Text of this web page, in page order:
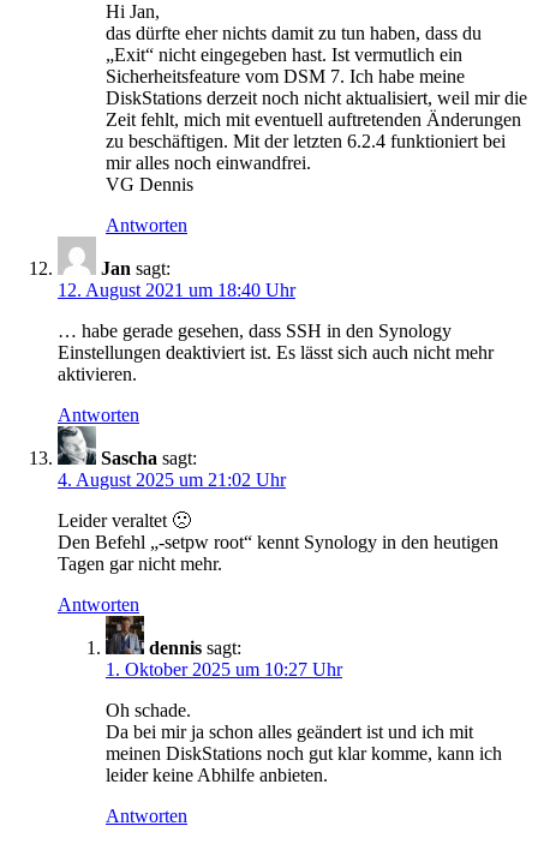
Hi Jan,
das dürfte eher nichts damit zu tun haben, dass du
„Exit“ nicht eingegeben hast. Ist vermutlich ein
Sicherheitsfeature vom DSM 7. Ich habe meine
DiskStations derzeit noch nicht aktualisiert, weil mir die
Zeit fehlt, mich mit eventuell auftretenden Änderungen
zu beschäftigen. Mit der letzten 6.2.4 funktioniert bei
mir alles noch einwandfrei.
VG Dennis
Antworten
Jan sagt:
12. August 2021 um 18:40 Uhr
… habe gerade gesehen, dass SSH in den Synology
Einstellungen deaktiviert ist. Es lässt sich auch nicht mehr
aktivieren.
Antworten
Sascha sagt:
4. August 2025 um 21:02 Uhr
Leider veraltet 🙁
Den Befehl „-setpw root“ kennt Synology in den heutigen
Tagen gar nicht mehr.
Antworten
dennis sagt:
1. Oktober 2025 um 10:27 Uhr
Oh schade.
Da bei mir ja schon alles geändert ist und ich mit
meinen DiskStations noch gut klar komme, kann ich
leider keine Abhilfe anbieten.
Antworten